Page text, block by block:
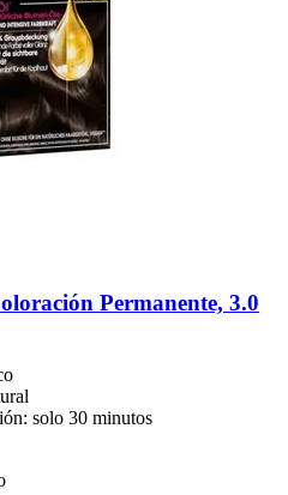
Permanente, 3.0
solo 30 minutos